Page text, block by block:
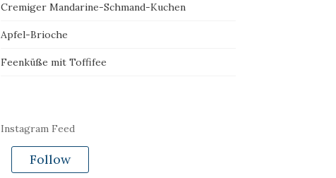
Cremiger Mandarine-Schmand-Kuchen
Apfel-Brioche
Feenküße mit Toffifee
Instagram Feed
Follow